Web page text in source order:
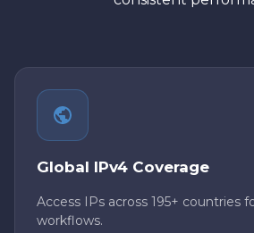
Global IPv4 Coverage
Access IPs across 195+ countries
workflows.